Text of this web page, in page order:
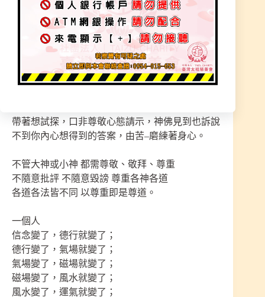
所談修行要先問自己，是不是常被情緒左右
把心靜下來~自然可以接收道天地自然的能量
【聖尊．尊道】
請示聖尊時．尊敬心態非常重要
帶著求神尊敬心態請示，來解除心中之苦、人生方
帶著想試探，口非尊敬心態請示，神佛見到也訴說
不到你內心想得到的答案，由苦–磨練著身心。
不管大神或小神 都需尊敬、敬拜、尊重
不隨意批評 不隨意毀謗 尊重各神各道
各道各法皆不同 以尊重即是尊道。
一個人
信念變了，德行就變了；
德行變了，氣場就變了；
氣場變了，磁場就變了；
磁場變了，風水就變了；
風水變了，運氣就變了；